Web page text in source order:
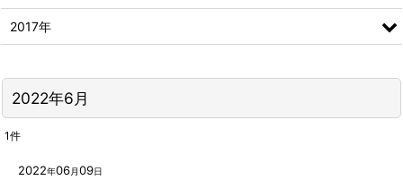
2022年6月
1件
2022年06月09日
2017年